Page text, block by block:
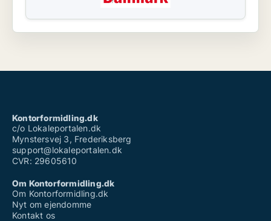
Kontorformidling.dk
c/o Lokaleportalen.dk
Mynstersvej 3, Frederiksberg
support@lokaleportalen.dk
CVR: 29605610
Om Kontorformidling.dk
Om Kontorformidling.dk
Nyt om ejendomme
Kontakt os